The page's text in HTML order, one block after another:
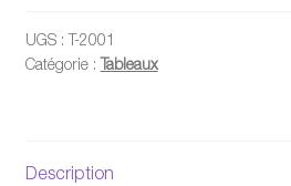
UGS :T-2001
Catégorie :Tableaux
Description